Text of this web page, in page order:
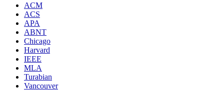
ACM
ACS
APA
ABNT
Chicago
Harvard
IEEE
MLA
Turabian
Vancouver